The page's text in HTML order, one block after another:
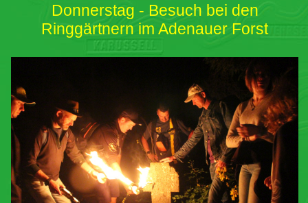
Donnerstag - Besuch bei den
Ringgärtnern im Adenauer Forst